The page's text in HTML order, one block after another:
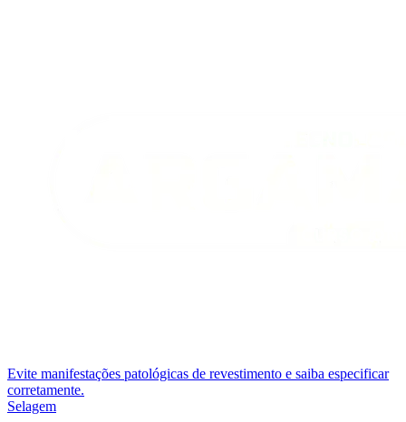
Evite manifestações patológicas de revestimento e saiba especificar
corretamente.
Selagem